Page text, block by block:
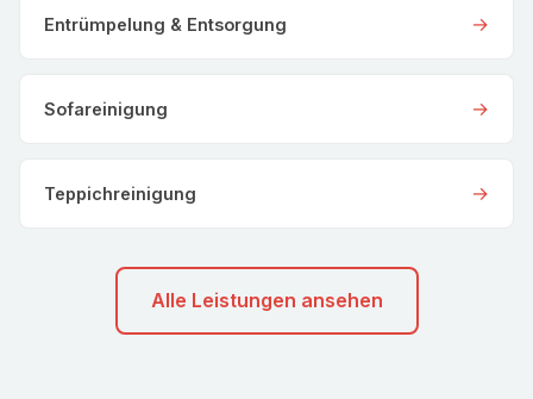
Entrümpelung & Entsorgung →
Sofareinigung →
Teppichreinigung →
Alle Leistungen ansehen